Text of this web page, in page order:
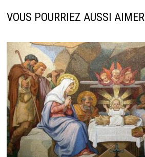
VOUS POURRIEZ AUSSI AIMER